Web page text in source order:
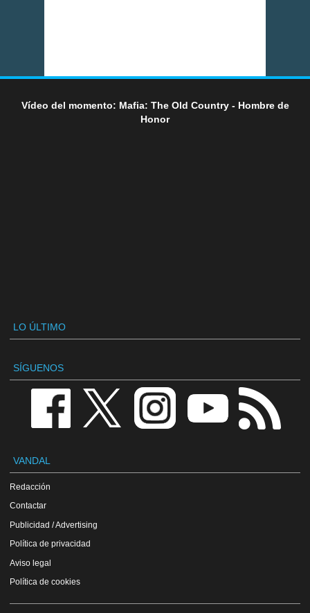
Vídeo del momento: Mafia: The Old Country - Hombre de
Honor
LO ÚLTIMO
SÍGUENOS
VANDAL
Redacción
Contactar
Publicidad / Advertising
Política de privacidad
Aviso legal
Política de cookies